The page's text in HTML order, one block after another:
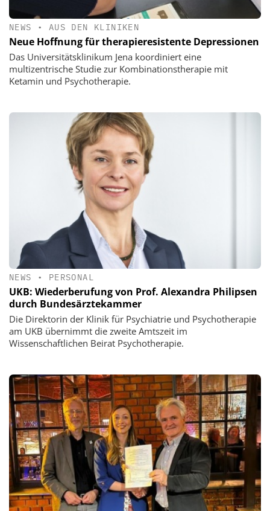
NEWS • AUS DEN KLINIKEN
Neue Hoffnung für therapieresistente Depressionen
Das Universitätsklinikum Jena koordiniert eine
multizentrische Studie zur Kombinationstherapie mit
Ketamin und Psychotherapie.
NEWS • PERSONAL
UKB: Wiederberufung von Prof. Alexandra Philipsen
durch Bundesärztekammer
Die Direktorin der Klinik für Psychiatrie und Psychotherapie
am UKB übernimmt die zweite Amtszeit im
Wissenschaftlichen Beirat Psychotherapie.